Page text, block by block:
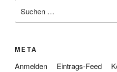
nach:
META
Anmelden Eintrags-Feed